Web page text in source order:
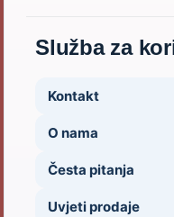
Služba za
Kontakt
O nama
Česta pitanja
Uvjeti prodaje